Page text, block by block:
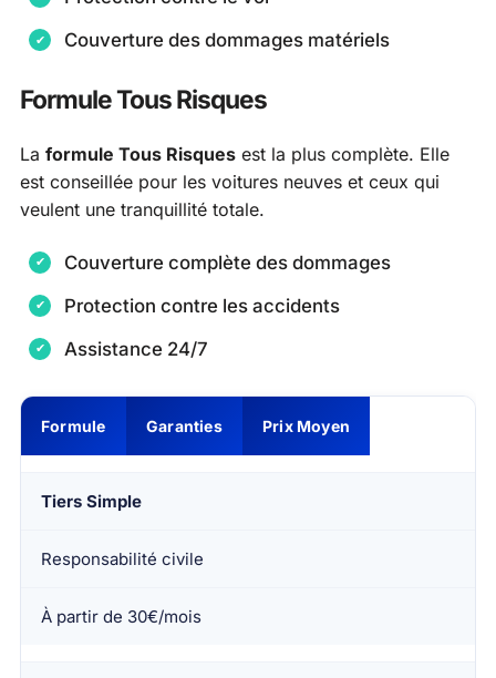
Couverture des dommages matériels
Formule Tous Risques
La formule Tous Risques est la plus complète. Elle
est conseillée pour les voitures neuves et ceux qui
veulent une tranquillité totale.
Couverture complète des dommages
Protection contre les accidents
Assistance 24/7
Formule Garanties Prix Moyen
Tiers Simple
Responsabilité civile
À partir de 30€/mois